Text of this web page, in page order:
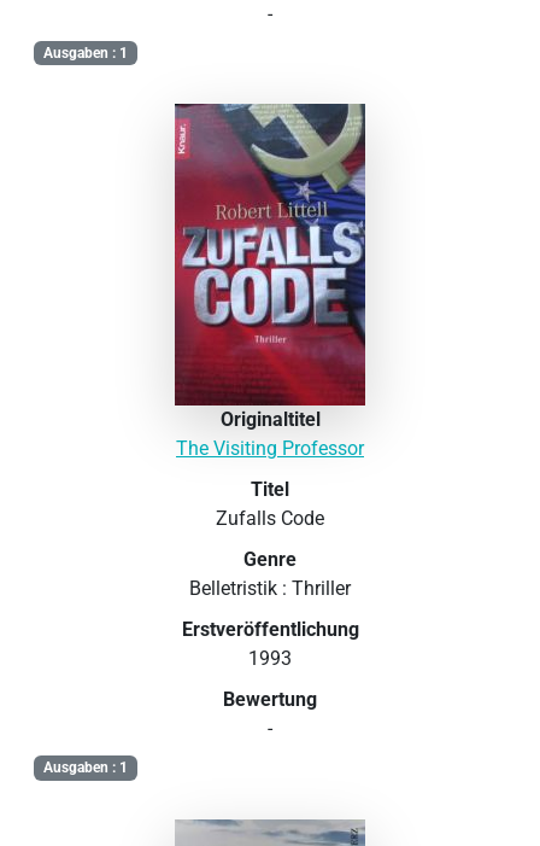
-
Ausgaben : 1
Originaltitel
The Visiting Professor
Titel
Zufalls Code
Genre
Belletristik : Thriller
Erstveröffentlichung
1993
Bewertung
-
Ausgaben : 1